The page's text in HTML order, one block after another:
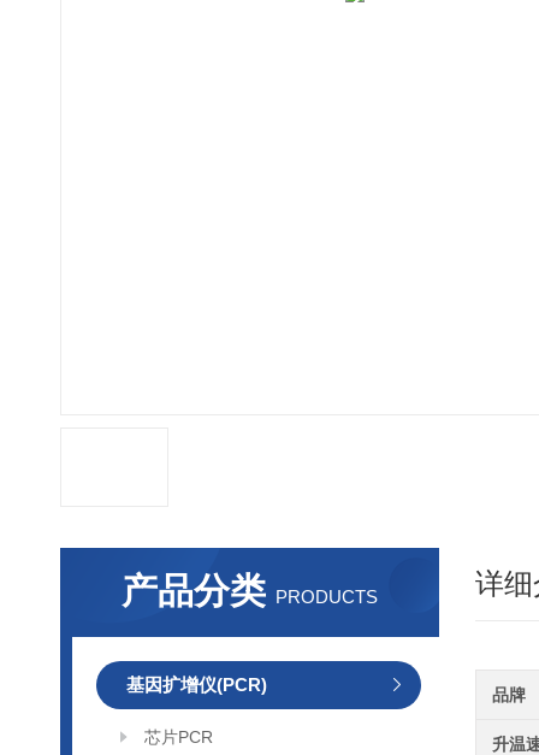
产品分类 PRODUCTS
基因扩增仪(PCR)
芯片PCR
详
品牌
升温